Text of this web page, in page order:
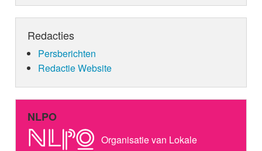
Redacties
Persberichten
Redactie Website
NLPO
Organisatie van Lokale